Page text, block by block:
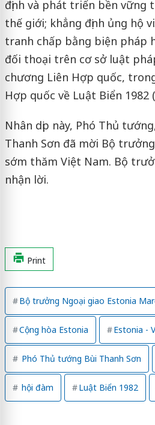
định và phát triển bền vững
thế giới; khẳng định ủng hộ
tranh chấp bằng biện pháp
đối thoại trên cơ sở luật
chương Liên Hợp quốc,
Hợp quốc về Luật Biển 1982
Nhân dịp này, Phó Thủ
Thanh Sơn đã mời Bộ
sớm thăm Việt Nam. Bộ
nhận lời.
Print
Bộ trưởng Ngoại giao Estonia
Cộng hòa Estonia Estonia -
Phó Thủ tướng Bùi Thanh Sơn
hội đàm Luật Biển 1982